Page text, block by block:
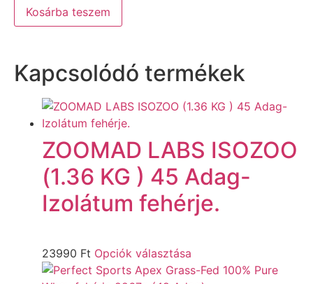
Kosárba teszem
Kapcsolódó termékek
ZOOMAD LABS ISOZOO
(1.36 KG ) 45 Adag-
Izolátum fehérje.
23990 Ft Opciók választása